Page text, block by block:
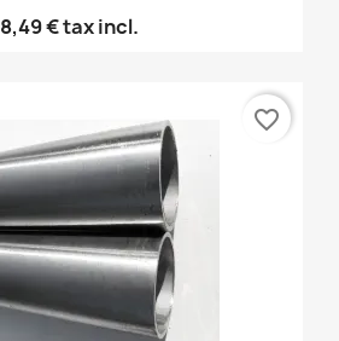
8,49 €tax incl.
favorite_border